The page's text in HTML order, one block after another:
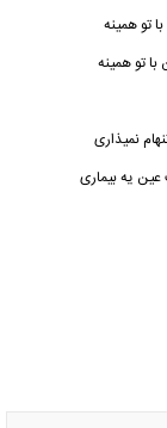
تو همینه
تو همینه
نمیذاری
یه بیماری